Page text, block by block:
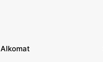
Alkomat